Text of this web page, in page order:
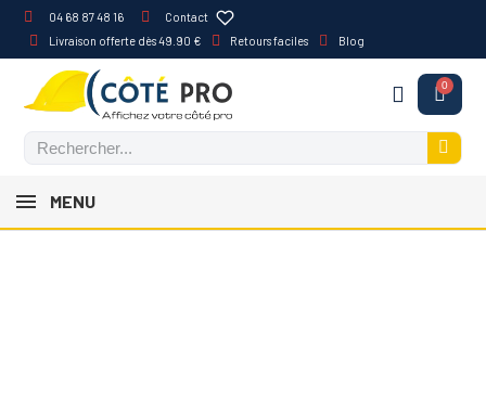
04 68 87 48 16
Contact
Livraison offerte dès 49.90 €
Retours faciles Blog
MENU